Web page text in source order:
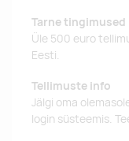
Tarne tingimused
Üle 500 euro
Eesti.
Tellimuste info
Jälgi oma
login süsteemis.